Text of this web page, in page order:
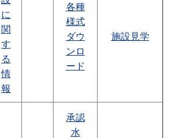
に
関
す
る
情
報
各種
様式
ダウ
ンロ
ード
施設見学
承認
水